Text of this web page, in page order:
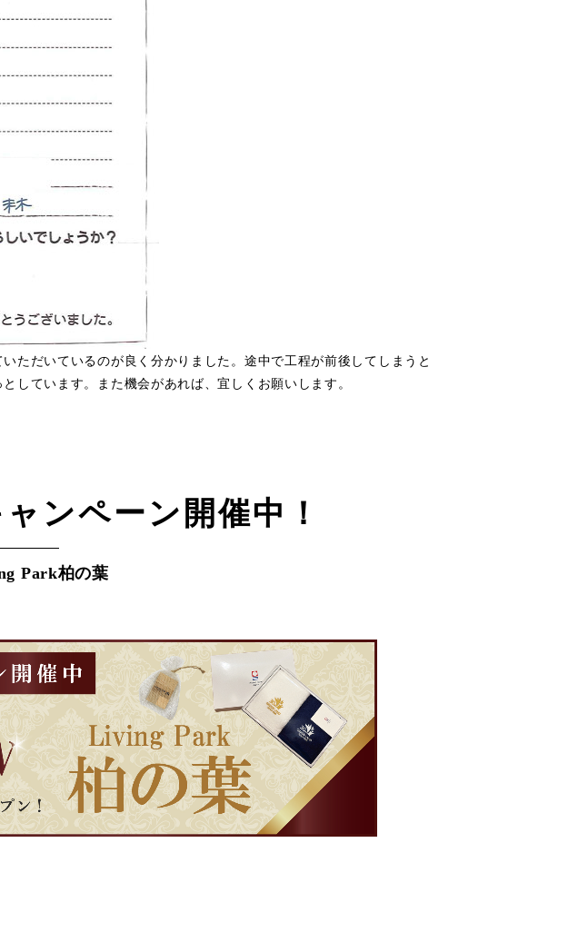
ただいているのが良く分かりました。途中で工程が前後してしまうと
しています。また機会があれば、宜しくお願いします。
ャンペーン開催中！
Park柏の葉